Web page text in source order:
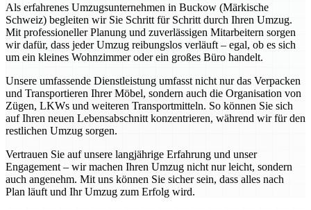
Als erfahrenes Umzugsunternehmen in Buckow (Märkische
Schweiz) begleiten wir Sie Schritt für Schritt durch Ihren Umzug.
Mit professioneller Planung und zuverlässigen Mitarbeitern sorgen
wir dafür, dass jeder Umzug reibungslos verläuft – egal, ob es sich
um ein kleines Wohnzimmer oder ein großes Büro handelt.
Unsere umfassende Dienstleistung umfasst nicht nur das Verpacken
und Transportieren Ihrer Möbel, sondern auch die Organisation von
Zügen, LKWs und weiteren Transportmitteln. So können Sie sich
auf Ihren neuen Lebensabschnitt konzentrieren, während wir für den
restlichen Umzug sorgen.
Vertrauen Sie auf unsere langjährige Erfahrung und unser
Engagement – wir machen Ihren Umzug nicht nur leicht, sondern
auch angenehm. Mit uns können Sie sicher sein, dass alles nach
Plan läuft und Ihr Umzug zum Erfolg wird.